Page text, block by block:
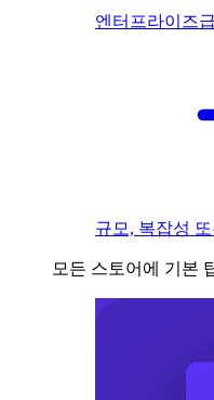
엔터프라이즈
규모, 복잡성
모든 스토어에 기본